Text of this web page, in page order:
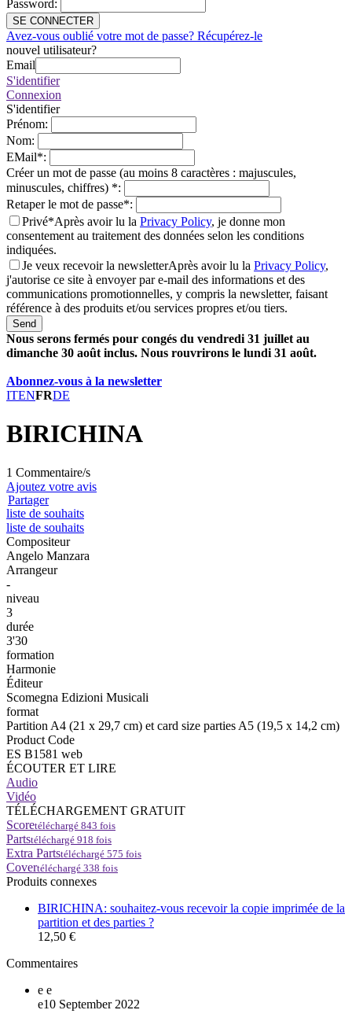
Password:
SE CONNECTER
Avez-vous oublié votre mot de passe? Récupérez-le
nouvel utilisateur?
Email
S'identifier
Connexion
S'identifier
Prénom:
Nom:
EMail*:
Créer un mot de passe (au moins 8 caractères : majuscules,
minuscules, chiffres) *:
Retaper le mot de passe*:
Privé*Après avoir lu la Privacy Policy, je donne mon
consentement au traitement des données selon les conditions
indiquées.
Je veux recevoir la newsletterAprès avoir lu la Privacy Policy,
j'autorise ce site à envoyer par e-mail des informations et des
communications promotionnelles, y compris la newsletter, faisant
référence à des produits et/ou services propres et/ou tiers.
Send
Nous serons fermés pour congés du vendredi 31 juillet au
dimanche 30 août inclus. Nous rouvrirons le lundi 31 août.
Abonnez-vous à la newsletter
ITENFRDE
BIRICHINA
1 Commentaire/s
Ajoutez votre avis
Partager
liste de souhaits
liste de souhaits
Compositeur
Angelo Manzara
Arrangeur
-
niveau
3
durée
3'30
formation
Harmonie
Éditeur
Scomegna Edizioni Musicali
format
Partition A4 (21 x 29,7 cm) et card size parties A5 (19,5 x 14,2 cm)
Product Code
ES B1581 web
ÉCOUTER ET LIRE
Audio
Vidéo
TÉLÉCHARGEMENT GRATUIT
Scoretéléchargé 843 fois
Partstéléchargé 918 fois
Extra Partstéléchargé 575 fois
Covertéléchargé 338 fois
Produits connexes
BIRICHINA: souhaitez-vous recevoir la copie imprimée de la
partition et des parties ?
12,50 €
Commentaires
e e
e10 September 2022